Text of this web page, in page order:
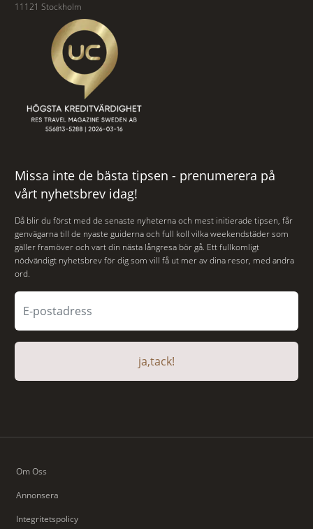
11121 Stockholm
Missa inte de bästa tipsen - prenumerera på
vårt nyhetsbrev idag!
Då blir du först med de senaste nyheterna och mest initierade tipsen, får
genvägarna till de nyaste guiderna och full koll vilka weekendstäder som
gäller framöver och vart din nästa långresa bör gå. Ett fullkomligt
nödvändigt nyhetsbrev för dig som vill få ut mer av dina resor, med andra
ord.
ja,tack!
Om Oss
Annonsera
Integritetspolicy